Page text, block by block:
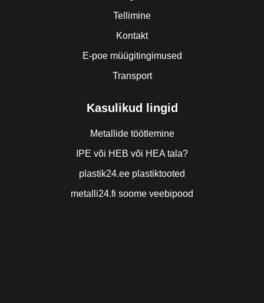
Tellimine
Kontakt
E-poe müügitingimused
Transport
Kasulikud lingid
Metallide töötlemine
IPE või HEB või HEA tala?
plastik24.ee plastiktooted
metalli24.fi soome veebipood